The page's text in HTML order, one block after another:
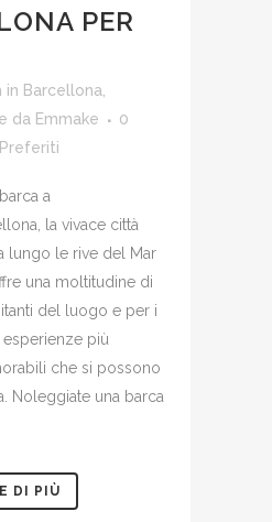
PER
in Barcellona
da Emmake
0
Preferiti
a
la vivace città
lungo le rive del Mar
una moltitudine di
del luogo e per i
più
che si possono
Noleggiate una barca
DI PIÙ